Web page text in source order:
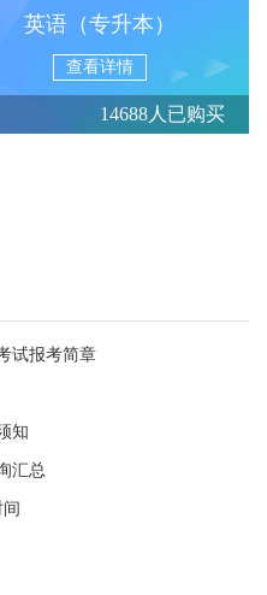
英语（专升本）
查看详情
14688人已购买
试报考简章
知
汇总